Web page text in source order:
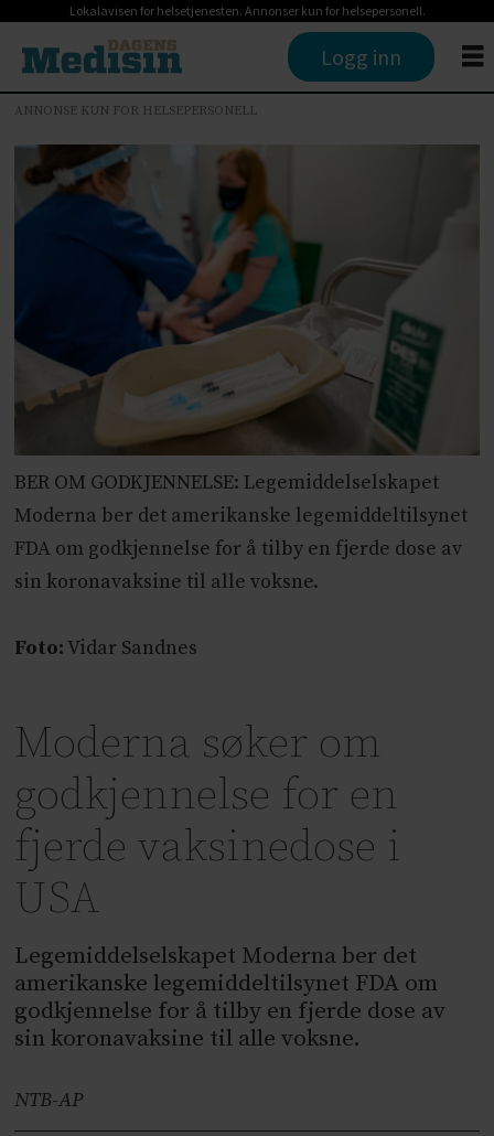
Lokalavisen for helsetjenesten. Annonser kun for helsepersonell.
Logg inn
ANNONSE KUN FOR HELSEPERSONELL
BER OM GODKJENNELSE: Legemiddelselskapet
Moderna ber det amerikanske legemiddeltilsynet
FDA om godkjennelse for å tilby en fjerde dose av
sin koronavaksine til alle voksne.
Foto:Vidar Sandnes
Moderna søker om
godkjennelse for en
fjerde vaksinedose i
USA
Legemiddelselskapet Moderna ber det
amerikanske legemiddeltilsynet FDA om
godkjennelse for å tilby en fjerde dose av
sin koronavaksine til alle voksne.
NTB-AP